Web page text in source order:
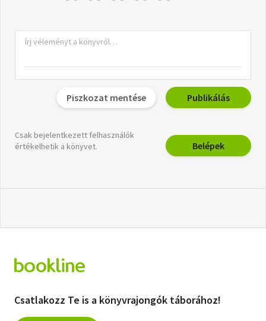
Piszkozat mentése Publikálás
Csak bejelentkezett felhasználók
értékelhetik a könyvet.
Belépek
Csatlakozz Te is a könyvrajongók táborához!